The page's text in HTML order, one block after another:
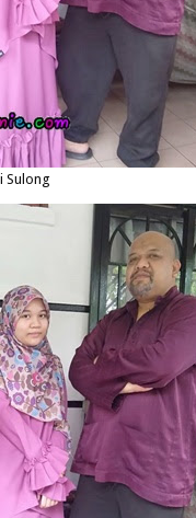
Sulong